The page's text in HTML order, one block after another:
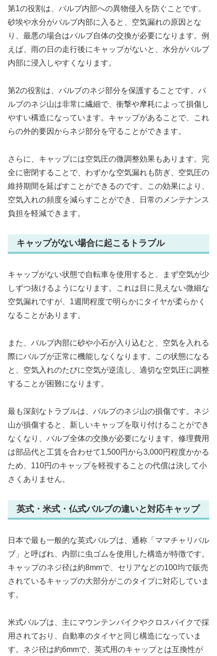
第1の役割は、バルブ内部への異物侵入を防ぐことです。
砂埃や水分がバルブ内部に入ると、空気漏れの原因とな
り、最悪の場合はバルブ自体の交換が必要になります。例
えば、雨の日の走行後にキャップがないと、水分がバルブ
内部に浸入しやすくなります。
第2の役割は、バルブのネジ部分を保護することです。バ
ルブのネジ山は非常に繊細で、衝撃や摩耗によって損傷し
やすい構造になっています。キャップがあることで、これ
らの外的要因からネジ部分を守ることができます。
さらに、キャップには空気圧の微調整効果もあります。完
全に密閉することで、わずかな空気漏れも防ぎ、空気圧の
維持期間を延ばすことができるのです。この効果により、
空気入れの頻度を減らすことができ、日常のメンテナンス
負担を軽減できます。
キャップがない場合に起こるトラブル
キャップがない状態で自転車を使用すると、まず空気が少
しずつ抜けるようになります。これは目に見えない微細な
空気漏れですが、1週間程度で明らかにタイヤが柔らかく
なることがあります。
また、バルブ内部に砂や小石が入り込むと、空気を入れる
際にバルブが正常に機能しなくなります。この状態になる
と、空気入れのたびに空気が逆流し、適切な空気圧に調整
することが困難になります。
最も深刻なトラブルは、バルブのネジ山の損傷です。ネジ
山が損傷すると、新しいキャップを取り付けることができ
なくなり、バルブ全体の交換が必要になります。修理費用
は部品代と工賃を合わせて1,500円から3,000円程度かかる
ため、110円のキャップを軽視することの代償は決して小
さくありません。
英式・米式・仏式バルブの違いと対応キャップ
日本で最も一般的な英式バルブは、通称「ママチャリバル
ブ」と呼ばれ、内部に虫ゴムを使用した構造が特徴です。
キャップのネジ径は約8mmで、セリアなどの100均で販売
されているキャップの大部分がこのタイプに対応していま
す。
米式バルブは、主にマウンテンバイクやクロスバイクで採
用されており、自動車のタイヤと同じ構造になっていま
す。ネジ径は約6mmで、英式用のキャップとは互換性が